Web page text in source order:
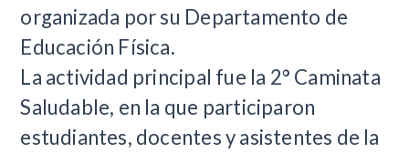
organizada por su Departamento de
Educación Física.
La actividad principal fue la 2° Caminata
Saludable, en la que participaron
estudiantes, docentes y asistentes de la